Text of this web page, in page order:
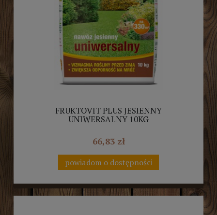
FRUKTOVIT PLUS JESIENNY
UNIWERSALNY 10KG
66,83 zł
powiadom o dostępności